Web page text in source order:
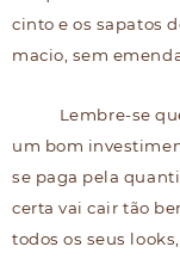
cinto e os sapatos
macio, sem
Lembre-se
um bom
se paga pela
certa vai cair tão
todos os seus